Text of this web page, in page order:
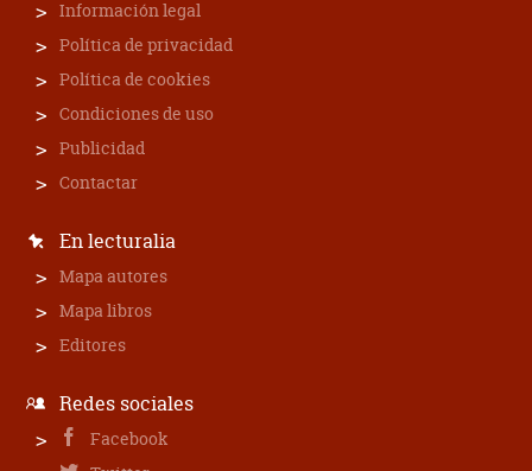
Información legal
Política de privacidad
Política de cookies
Condiciones de uso
Publicidad
Contactar
En lecturalia
Mapa autores
Mapa libros
Editores
Redes sociales
Facebook